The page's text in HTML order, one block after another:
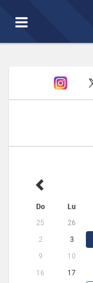
Toggle
navigation
Do Lu
25 26
2
3
9
10
16
17